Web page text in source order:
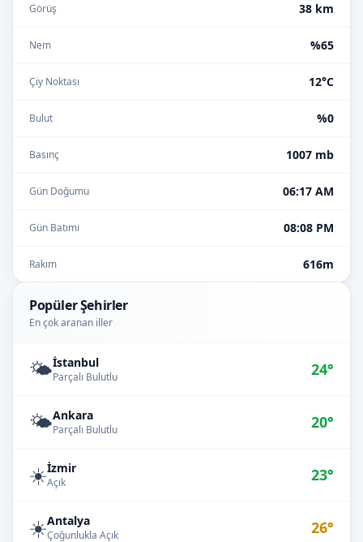
Görüş 38 km
Nem %65
Çiy Noktası 12°C
Bulut %0
Basınç 1007 mb
Gün Doğumu 06:17 AM
Gün Batımı 08:08 PM
Rakım 616m
Popüler Şehirler
En çok aranan iller
🌤️İstanbul
Parçalı Bulutlu 24°
🌤️Ankara
Parçalı Bulutlu 20°
☀️İzmir
Açık 23°
☀️Antalya
Çoğunlukla Açık 26°